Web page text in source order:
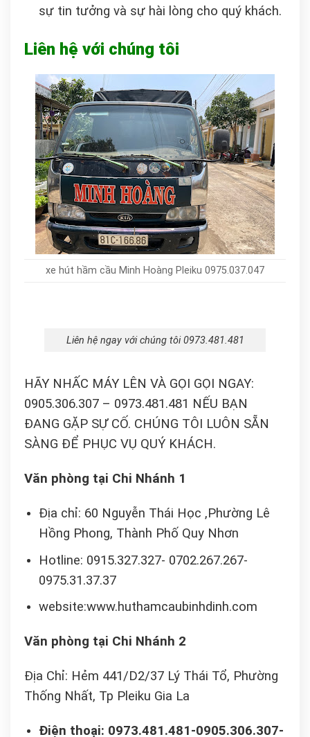
sự tin tưởng và sự hài lòng cho quý khách.
Liên hệ với chúng tôi
xe hút hầm cầu Minh Hoàng Pleiku 0975.037.047
Liên hệ ngay với chúng tôi 0973.481.481
HÃY NHẤC MÁY LÊN VÀ GỌI GỌI NGAY:
0905.306.307 – 0973.481.481 NẾU BẠN
ĐANG GẶP SỰ CỐ. CHÚNG TÔI LUÔN SẴN
SÀNG ĐỂ PHỤC VỤ QUÝ KHÁCH.
Văn phòng tại Chi Nhánh 1
Địa chỉ: 60 Nguyễn Thái Học ,Phường Lê
Hồng Phong, Thành Phố Quy Nhơn
Hotline: 0915.327.327- 0702.267.267-
0975.31.37.37
website:www.huthamcaubinhdinh.com
Văn phòng tại Chi Nhánh 2
Địa Chỉ: Hẻm 441/D2/37 Lý Thái Tổ, Phường
Thống Nhất, Tp Pleiku Gia La
Điện thoại: 0973.481.481-0905.306.307-